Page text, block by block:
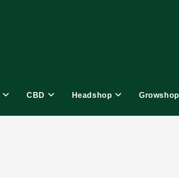
CBD Headshop Growshop